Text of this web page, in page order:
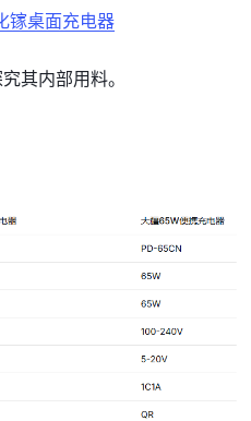
镓桌面充电器
其内部用料。